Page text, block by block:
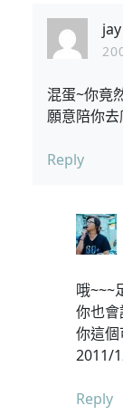
jay
混蛋~你竟
願意陪你
Reply
哦~~~
你也
你這
2011/
Reply